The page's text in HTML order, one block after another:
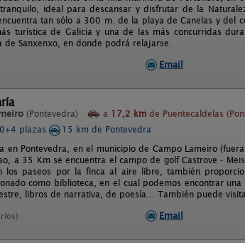
ideal para descansar y disfrutar de la
tan sólo a 300 m. de la playa de Canelas y del
turística de Galicia y una de las más concurridas
de Sanxenxo, en donde podrá relajarse.
Email
(Pontevedra) a 17,2 km de Puentecaldelas
plazas
15 km de Pontevedra
en Pontevedra, en el municipio de Campo Lameiro
a 35 Km se encuentra el campo de golf Castrove -
los paseos por la finca al aire libre, también
como biblioteca, en el cual podemos encontrar
libros de narrativa, de poesía... También puede
Email